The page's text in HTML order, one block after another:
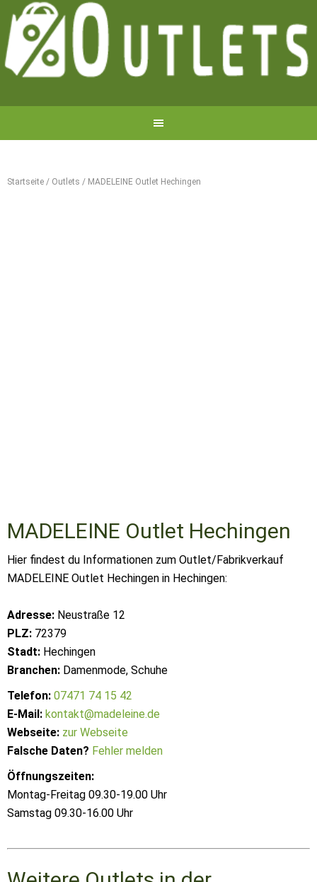
Startseite / Outlets / MADELEINE Outlet Hechingen
MADELEINE Outlet Hechingen
Hier findest du Informationen zum Outlet/Fabrikverkauf
MADELEINE Outlet Hechingen in Hechingen:
Adresse: Neustraße 12
PLZ: 72379
Stadt: Hechingen
Branchen: Damenmode, Schuhe
Telefon: 07471 74 15 42
E-Mail: kontakt@madeleine.de
Webseite: zur Webseite
Falsche Daten? Fehler melden
Öffnungszeiten:
Montag-Freitag 09.30-19.00 Uhr
Samstag 09.30-16.00 Uhr